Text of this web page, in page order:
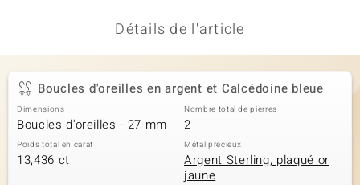
Détails de l'article
Boucles d'oreilles en argent et Calcédoine bleue
Dimensions
Boucles d'oreilles - 27 mm
Nombre total de pierres
2
Poids total en carat
13,436 ct
Métal précieux
Argent Sterling, plaqué or
jaune